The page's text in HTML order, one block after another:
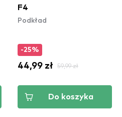
F4
Podkład
-25%
44,99 zł 59,99 zł
Do koszyka